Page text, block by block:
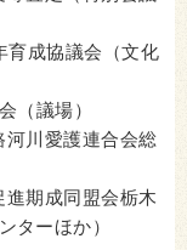
育成協議会（文化
（議場）
河川愛護連合会総
期成同盟会栃木
ターほか）